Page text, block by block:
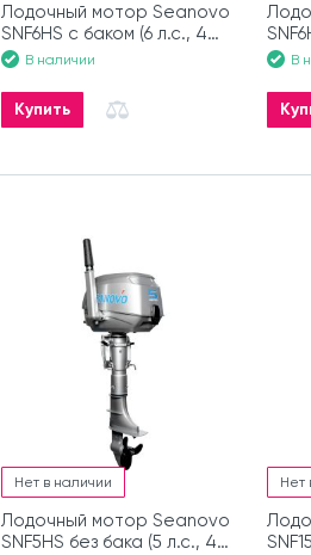
Лодочный мотор Seanovo
SNF6HS с баком (6 л.с., 4
такта)
В наличии
Купить
В
Нет в наличии
Лодочный мотор Seanovo
SNF5HS без бака (5 л.с., 4
Нет